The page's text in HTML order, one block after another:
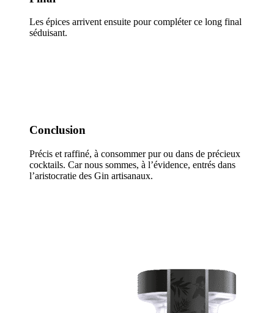
Les épices arrivent ensuite pour compléter ce long final
séduisant.
Conclusion
Précis et raffiné, à consommer pur ou dans de précieux
cocktails. Car nous sommes, à l’évidence, entrés dans
l’aristocratie des Gin artisanaux.